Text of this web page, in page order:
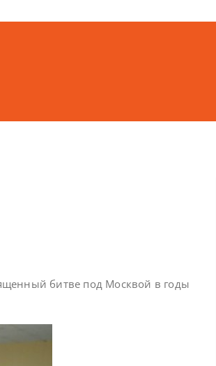
битве под Москвой в годы